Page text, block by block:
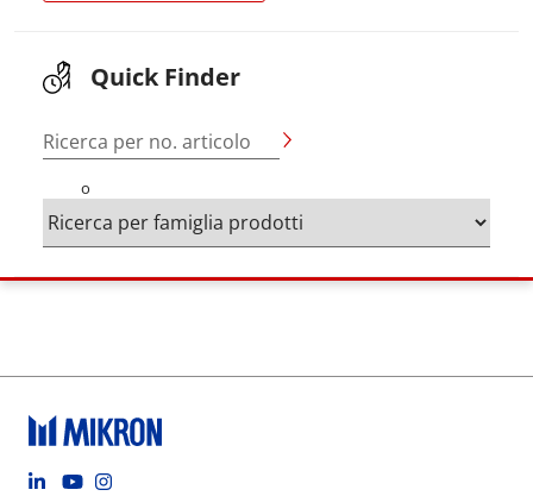
Quick Finder
Ricerca per no. articolo
o
Footer social